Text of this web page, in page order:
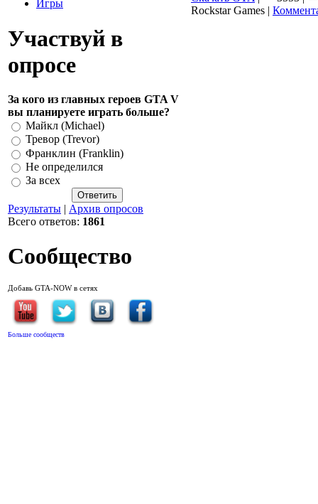
Игры
Участвуй в
опросе
За кого из главных героев GTA V
вы планируете играть больше?
Майкл (Michael)
Тревор (Trevor)
Франклин (Franklin)
Не определился
За всех
Результаты | Архив опросов
Всего ответов: 1861
Сообщество
Добавь GTA-NOW в сетях
Больше сообществ
Rockstar Games |